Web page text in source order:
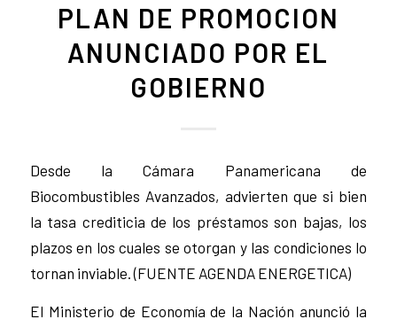
PLAN DE PROMOCION
ANUNCIADO POR EL
GOBIERNO
Desde la Cámara Panamericana de
Biocombustibles Avanzados, advierten que si bien
la tasa crediticia de los préstamos son bajas, los
plazos en los cuales se otorgan y las condiciones lo
tornan inviable. (FUENTE AGENDA ENERGETICA)
El Ministerio de Economía de la Nación anunció la